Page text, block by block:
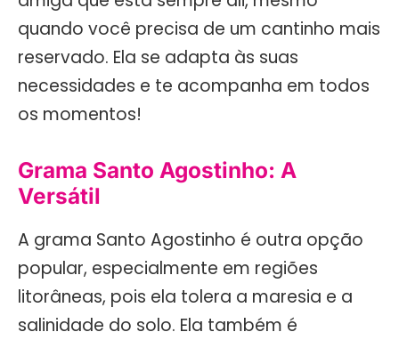
quando você precisa de um cantinho mais
reservado. Ela se adapta às suas
necessidades e te acompanha em todos
os momentos!
Grama Santo Agostinho: A
Versátil
A grama Santo Agostinho é outra opção
popular, especialmente em regiões
litorâneas, pois ela tolera a maresia e a
salinidade do solo. Ela também é